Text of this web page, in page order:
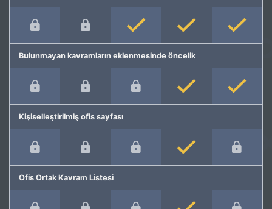
Bulunmayan kavramların eklenmesinde öncelik
Kişiselleştirilmiş ofis sayfası
Ofis Ortak Kavram Listesi